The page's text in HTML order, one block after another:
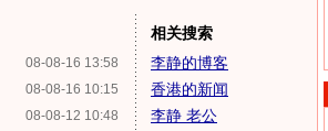
08-08-16 13:58
08-08-16 10:15
08-08-12 10:48
相关搜索
李静的博客
香港的新闻
李静 老公